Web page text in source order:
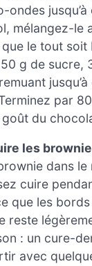
jusqu’à
mélangez-le
que le tout
g de
jusqu’à
par
du
les
dans le
cuire
que les
reste
: un cure-
avec